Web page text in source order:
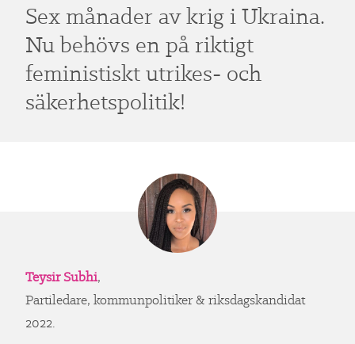
Sex månader av krig i Ukraina.
Nu behövs en på riktigt
feministiskt utrikes- och
säkerhetspolitik!
Teysir Subhi,
Partiledare, kommunpolitiker & riksdagskandidat
2022.